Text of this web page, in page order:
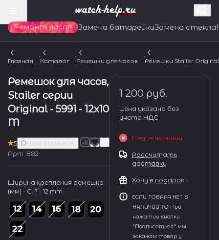
Ремонт часов Замена батарейкиЗамена стекла
Главная Каталог Ремешки для часов Ремешки Stailer Original
Ремешок для часов,
Stailer серии
Original - 5991 - 12x10
M
5
Нет отзывов
Арт. 882
Ширина крепления ремешка
(мм) - С ? : 12 mm
1 200 руб.
Цена указана без
учета НДС
Нет в наличии
Рассчитать
доставку
Хочу в подарок
ЕСЛИ ТОВАРА НЕТ В
НАЛИЧИИ ТО При
нажатии кнопки
"Подписаться" мы
закажем товар у